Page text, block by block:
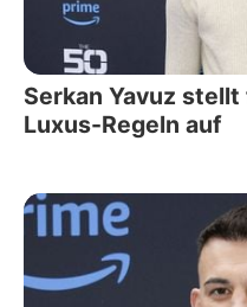
Serkan Yavuz
Luxus-Regeln auf